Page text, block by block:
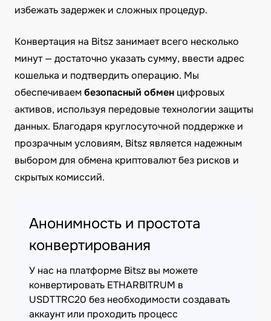
избежать задержек и сложных процедур.
Конвертация на Bitsz занимает всего несколько
минут — достаточно указать сумму, ввести адрес
кошелька и подтвердить операцию. Мы
обеспечиваембезопасный обмен цифровых
активов, используя передовые технологии защиты
данных. Благодаря круглосуточной поддержке и
прозрачным условиям, Bitsz является надежным
выбором для обмена криптовалют без рисков и
скрытых комиссий.
Анонимность и простота
конвертирования
У нас на платформе Bitsz вы можете
конвертировать ETHARBITRUM в
USDTTRC20 без необходимости создавать
аккаунт или проходить процесс